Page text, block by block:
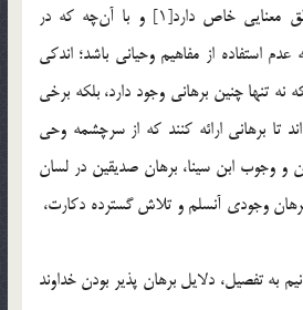
برهان در اصطلاح اهل منطق معنايي خاص دارد[1] و با آن‌چه که در
استفاده از مفاهيم وحياني باشد؛ اندكي
تنها چنين برهاني وجود دارد، بلكه برخي
تا برهاني ارائه كنند كه از سرچشمه وحي
و وجوب ابن سينا، برهان صديقين در لسان
وجودي آنسلم و تلاش گسترده دكارت،
به تفصيل، دلايل برهان پذير بودن خداوند